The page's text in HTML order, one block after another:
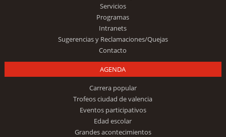
Servicios
Programas
Intranets
Sugerencias y Reclamaciones/Quejas
Contacto
AGENDA
Carrera popular
Trofeos ciudad de valencia
Eventos participativos
Edad escolar
Grandes acontecimientos